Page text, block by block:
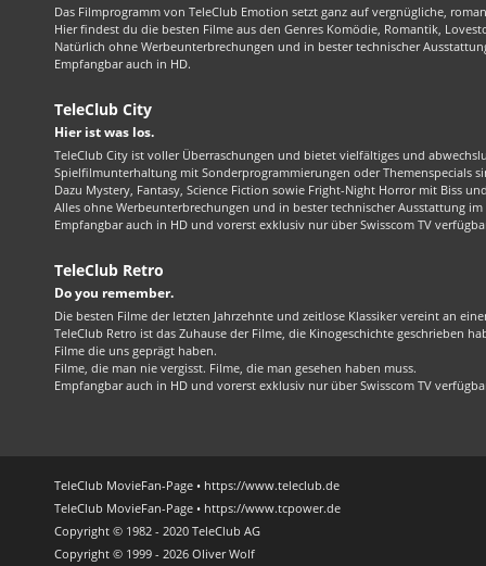
Das Filmprogramm von TeleClub Emotion setzt ganz auf vergnügliche,
Hier findest du die besten Filme aus den Genres Komödie, Romantik,
Natürlich ohne Werbeunterbrechungen und in bester technischer
Empfangbar auch in HD.
TeleClub City
Hier ist was los.
TeleClub City ist voller Überraschungen und bietet vielfältiges und
Spielfilmunterhaltung mit Sonderprogrammierungen oder Themenspecials
Dazu Mystery, Fantasy, Science Fiction sowie Fright-Night Horror mit Biss
Alles ohne Werbeunterbrechungen und in bester technischer Ausstattung
Empfangbar auch in HD und vorerst exklusiv nur über Swisscom TV
TeleClub Retro
Do you remember.
Die besten Filme der letzten Jahrzehnte und zeitlose Klassiker vereint an
TeleClub Retro ist das Zuhause der Filme, die Kinogeschichte geschrieben
Filme die uns geprägt haben.
Filme, die man nie vergisst. Filme, die man gesehen haben muss.
Empfangbar auch in HD und vorerst exklusiv nur über Swisscom TV
TeleClub MovieFan-Page • https://www.teleclub.de
TeleClub MovieFan-Page • https://www.tcpower.de
Copyright © 1982 - 2020 TeleClub AG
Copyright © 1999 - 2026 Oliver Wolf